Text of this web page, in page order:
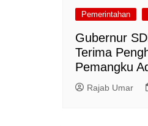
Pemerintahan
Gubernur
Terima
Pemangku
Rajab Umar